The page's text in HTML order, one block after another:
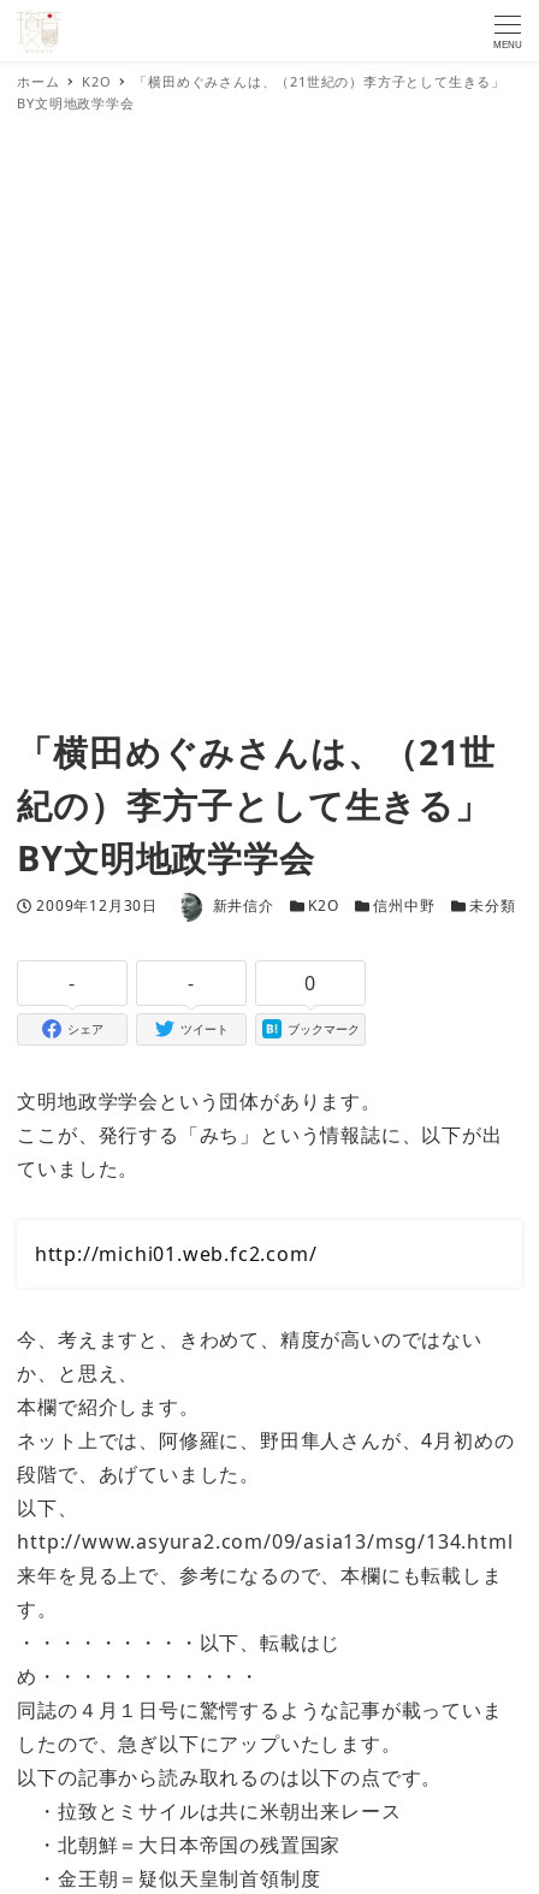
MENU
ホーム K2O
「横田めぐみさんは、（21世紀の）李方子として生きる」
BY文明地政学学会
「横田めぐみさんは、（21世
紀の）李方子として生きる」
BY文明地政学学会
投稿日
2009年12月30日 著者 新井信介 カテゴリー
K2O カテゴリー
信州中野 カテゴリー
未分類
-
シェア
-
ツイート
0
ブックマーク
文明地政学学会という団体があります。
ここが、発行する「みち」という情報誌に、以下が出
ていました。
http://michi01.web.fc2.com/
今、考えますと、きわめて、精度が高いのではない
か、と思え、
本欄で紹介します。
ネット上では、阿修羅に、野田隼人さんが、4月初めの
段階で、あげていました。
以下、
http://www.asyura2.com/09/asia13/msg/134.html
来年を見る上で、参考になるので、本欄にも転載しま
す。
・・・・・・・・・以下、転載はじ
め・・・・・・・・・・・
同誌の４月１日号に驚愕するような記事が載っていま
したので、急ぎ以下にアップいたします。
以下の記事から読み取れるのは以下の点です。
・拉致とミサイルは共に米朝出来レース
・北朝鮮＝大日本帝国の残置国家
・金王朝＝疑似天皇制首領制度